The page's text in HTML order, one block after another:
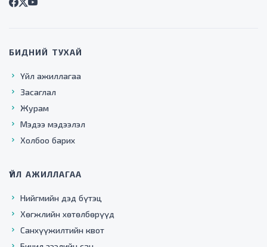
БИДНИЙ ТУХАЙ
Үйл ажиллагаа
Засаглал
Журам
Мэдээ мэдээлэл
Холбоо барих
ҮЙЛ АЖИЛЛАГАА
Нийгмийн дэд бүтэц
Хөгжлийн хөтөлбөрүүд
Санхүүжилтийн квот